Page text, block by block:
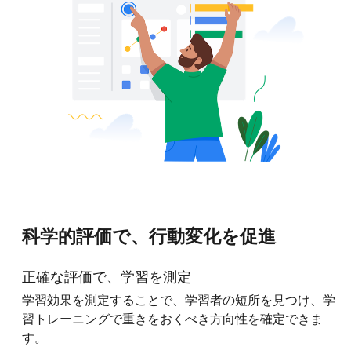
科学的評価で、行動変化を促進
正確な評価で、学習を測定
学習効果を測定することで、学習者の短所を見つけ、学
習トレーニングで重きをおくべき方向性を確定できま
す。